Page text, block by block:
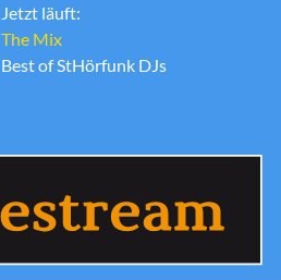
Jetzt läuft:
The Mix
Best of StHörfunk DJs